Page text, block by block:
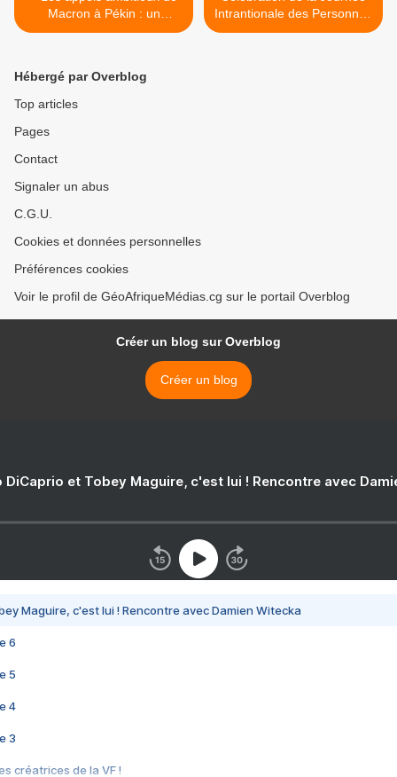
Macron à Pékin : un
nouveau chapitre dans les
Intrantionale des Personnes
Vivant avec Handicap :
Hébergé par Overblog
Top articles
Pages
Contact
Signaler un abus
C.G.U.
Cookies et données personnelles
Préférences cookies
Voir le profil de GéoAfriqueMédias.cg sur le portail Overblog
Créer un blog sur Overblog
Créer un blog
DiCaprio et Tobey Maguire, c'est lui ! Rencontre avec
Maguire, c'est lui ! Rencontre avec Damien Witecka
6
5
4
3
créatrices de la VF !